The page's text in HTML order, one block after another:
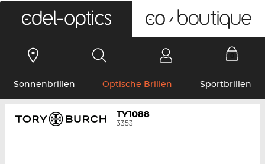
Sonnenbrillen Optische Brillen Sportbrillen
TY1088
3353